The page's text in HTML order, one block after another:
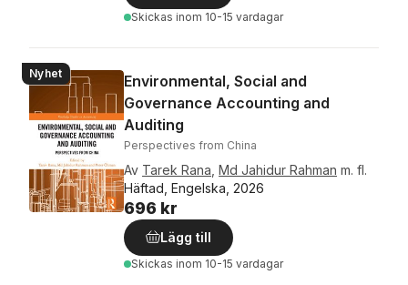
Skickas inom 10-15 vardagar
Nyhet
Environmental, Social and
Governance Accounting and
Auditing
Perspectives from China
Av Tarek Rana Md Jahidur Rahman m. fl.
Häftad, Engelska, 2026
696 kr
Lägg till
Skickas inom 10-15 vardagar